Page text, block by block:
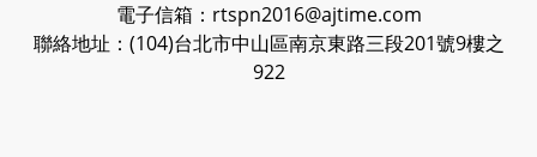
電子信箱：rtspn2016@ajtime.com
聯絡地址：(104)台北市中山區南京東路三段201號9樓之
922